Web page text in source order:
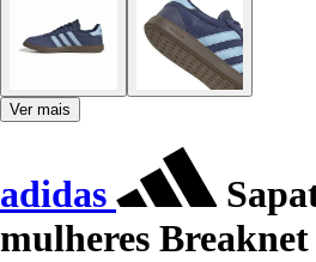
Ver mais
adidas
mulheres Breaknet